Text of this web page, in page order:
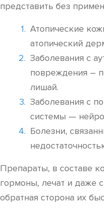
представить без
Атопические
атопический
Заболевания с
повреждения –
лишай.
Заболевания с
системы —
Болезни,
Препараты, в составе
гормоны, лечат и даже
обратная сторона их